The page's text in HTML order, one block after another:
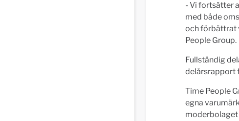
- Vi fortsätter
med både
och förbättrat
People Group.
Fullständig
delårsrapport
Time People
egna
moderbolaget